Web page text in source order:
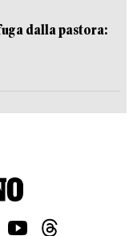
dalla pastora: